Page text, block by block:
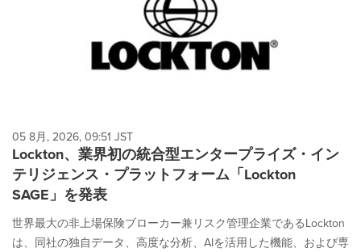
each
option
is
selected.
05 8月, 2026, 09:51 JST
Lockton、業界初の統合型エンタープライズ・イン
テリジェンス・プラットフォーム「Lockton
SAGE」を発表
世界最大の非上場保険ブローカー兼リスク管理企業であるLockton
は、同社の独自データ、高度な分析、AIを活用した機能、および専